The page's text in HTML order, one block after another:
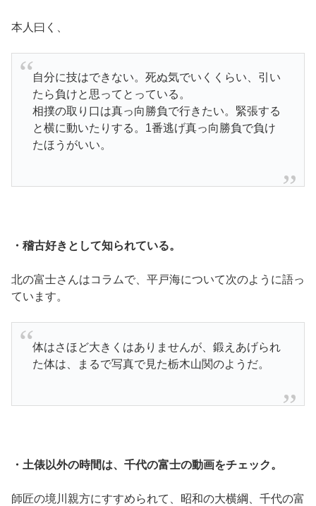
本人曰く、
自分に技はできない。死ぬ気でいくくらい、引い
たら負けと思ってとっている。
相撲の取り口は真っ向勝負で行きたい。緊張する
と横に動いたりする。1番逃げ真っ向勝負で負け
たほうがいい。
・稽古好きとして知られている。
北の富士さんはコラムで、平戸海について次のように語っ
ています。
体はさほど大きくはありませんが、鍛えあげられ
た体は、まるで写真で見た栃木山関のようだ。
・土俵以外の時間は、千代の富士の動画をチェック。
師匠の境川親方にすすめられて、昭和の大横綱、千代の富